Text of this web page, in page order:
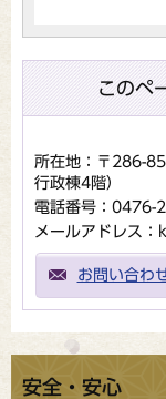
このペ
所在地：〒286-
行政棟4階）
電話番号：0476-
メールアドレス
お問い合わ
安全・安心